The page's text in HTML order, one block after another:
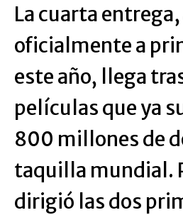
La cuarta
oficialmente a
este año, llega
películas que ya
800 millones de
taquilla mundial.
dirigió las dos